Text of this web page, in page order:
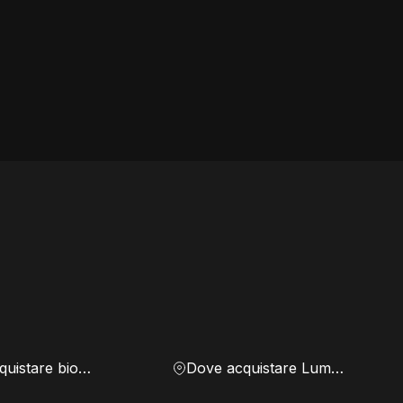
Dove acquistare biomassa Dove acquistare Lumen